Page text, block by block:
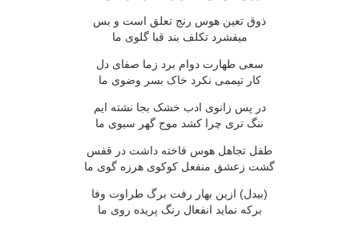
ذوق تعين هوس رنج تعلق است و بس
ميفشرد تکلف بند قبا گلوى ما
سعى طهارت دوام برد زما صفاى دل
کار تيممى نکرد خاک بسر وضوى ما
در پس زانوى ادب خشک بجا نشته ايم
ننگ ترى چرا کشد موج گهر سبوى ما
طفل تجاهل هوس فاخته داشت در قفس
گشت زعشق منفعل کوکوى هرزه گوى ما
(بيدل) ازين بهار رفت برگ طراوت وفا
برکه نمايد انفعال رنگ پريده روى ما